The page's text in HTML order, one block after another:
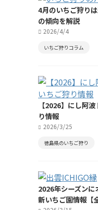
4月のいちご狩り
の傾向を解説
2026/4/4
いちご狩りコラム
【2026】にし阿
り情報
2026/3/25
徳島県のいちご狩り
2026年シーズン
新いちご園情報【